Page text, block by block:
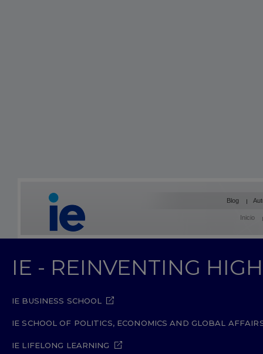
Blog
Inicio
IE - REINVENTING
IE BUSINESS SCHOOL
IE SCHOOL OF POLITICS, ECONOMICS AND GLOBAL
IE LIFELONG LEARNING